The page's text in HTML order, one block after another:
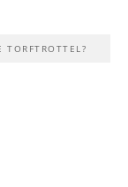
TORFTROTTEL?